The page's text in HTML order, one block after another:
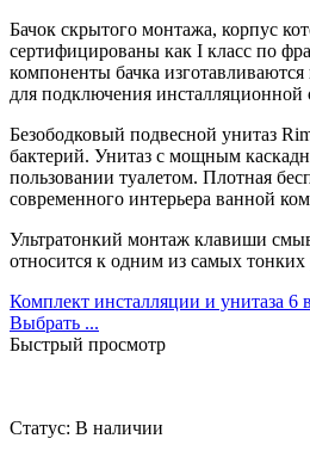
Бачок скрытого монтажа, корпус
сертифицированы как I класс по
компоненты бачка
для подключения инсталляционной
Безободковый подвесной унитаз
бактерий. Унитаз с мощным
пользовании туалетом. Плотная
современного интерьера ванной
Ультратонкий монтаж клавиши
относится к одним из самых
Комплект инсталляции и унитаза
Выбрать ...
Быстрый просмотр
Статус: В наличии